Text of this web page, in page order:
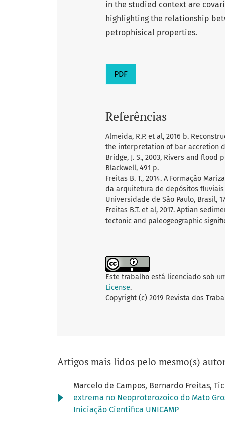
in the studied context are
highlighting the relationship
petrophisical properties.
PDF
Referências
Almeida, R.P. et al, 2016 b.
the interpretation of bar accretion
Bridge, J. S., 2003, Rivers and
Blackwell, 491 p.
Freitas B. T., 2014. A Formação
da arquitetura de depósitos fluviais
Universidade de São Paulo, Brasil,
Freitas B.T. et al, 2017. Aptian
tectonic and paleogeographic
Este trabalho está licenciado sob
License.
Copyright (c) 2019 Revista dos
Artigos mais lidos pelo mesmo(s)
Marcelo de Campos, Bernardo Freitas,
extrema no Neoproterozoico do Mato
Iniciação Científica UNICAMP